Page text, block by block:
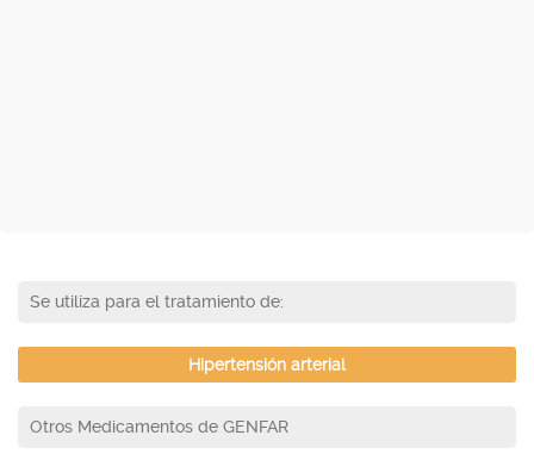
Se utiliza para el tratamiento de:
Hipertensión arterial
Otros Medicamentos de GENFAR